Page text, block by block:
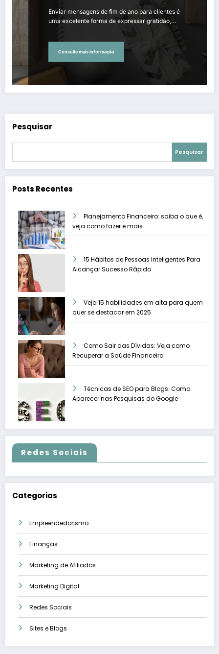
Enviar mensagens de fim de ano para clientes é
uma excelente forma de expressar gratidão,…
Consulte mais informação
Pesquisar
Pesquisar
Posts Recentes
Planejamento Financeiro: saiba o que é,
veja como fazer e mais
15 Hábitos de Pessoas Inteligentes Para
Alcançar Sucesso Rápido
Veja 15 habilidades em alta para quem
quer se destacar em 2025
Como Sair das Dívidas: Veja como
Recuperar a Saúde Financeira
Técnicas de SEO para Blogs: Como
Aparecer nas Pesquisas do Google
Redes Sociais
Categorias
Empreendedorismo
Finanças
Marketing de Afiliados
Marketing Digital
Redes Sociais
Sites e Blogs